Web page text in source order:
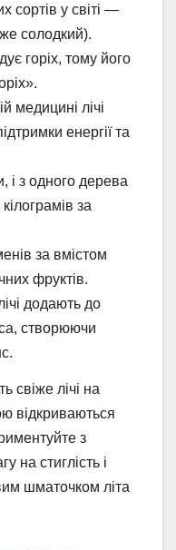
сортів у світі —
солодкий).
горіх, тому його
медицині лічі
енергії та
і з одного дерева
за
за вмістом
фруктів.
додають до
створюючи
свіже лічі на
відкриваються
з
на стиглість і
шматочком літа